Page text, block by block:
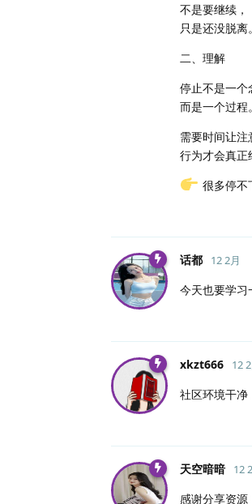
不是要继续，
只是还没脱离。
二、理解
停止不是一个
而是一个过程。
需要时间让注
行为才会真正
很多停不
话都 12 2月
今天也要学习
xkzt666 12
社区环境干净
天空暗暗 12
感谢分享资源